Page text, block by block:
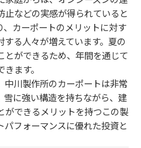
止などの実感が得られていると
カーポートのメリットに対す
る人々が増えています。夏の
とができるため、年間を通じて
ます。
川製作所のカーポートは非常
雪に強い構造を持ちながら、建
ができるメリットを持つこの製
フォーマンスに優れた投資と